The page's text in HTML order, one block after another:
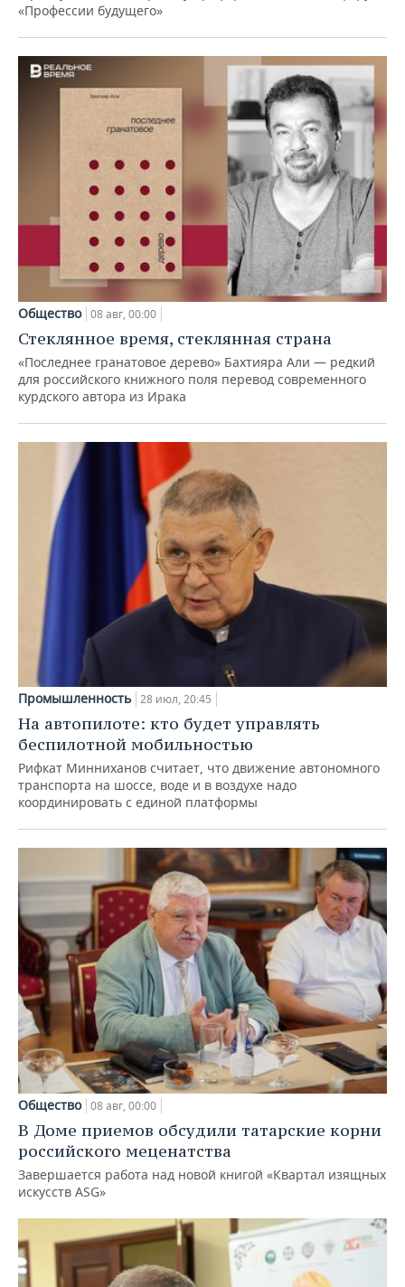
«Профессии будущего»
Общество 08 авг, 00:00
Стеклянное время, стеклянная страна
«Последнее гранатовое дерево» Бахтияра Али — редкий
для российского книжного поля перевод современного
курдского автора из Ирака
Промышленность 28 июл, 20:45
На автопилоте: кто будет управлять
беспилотной мобильностью
Рифкат Минниханов считает, что движение автономного
транспорта на шоссе, воде и в воздухе надо
координировать с единой платформы
Общество 08 авг, 00:00
В Доме приемов обсудили татарские корни
российского меценатства
Завершается работа над новой книгой «Квартал изящных
искусств ASG»